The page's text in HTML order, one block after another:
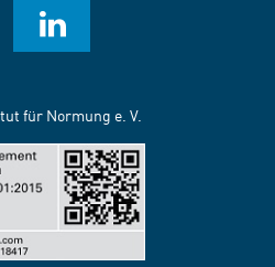
für Normung e. V.